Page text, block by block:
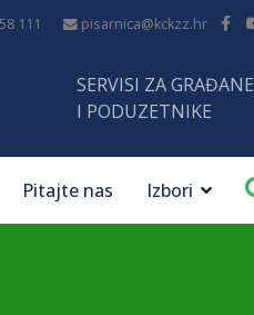
111 pisarnica@kckzz.hr
SERVISI ZA GRAĐANE
I PODUZETNIKE
Pitajte nas Izbori